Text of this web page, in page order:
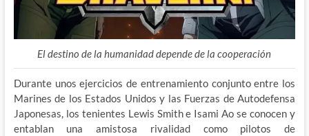
El destino de la humanidad depende de la cooperación
Durante unos ejercicios de entrenamiento conjunto entre los
Marines de los Estados Unidos y las Fuerzas de Autodefensa
Japonesas, los tenientes Lewis Smith e Isami Ao se conocen y
entablan una amistosa rivalidad como pilotos de